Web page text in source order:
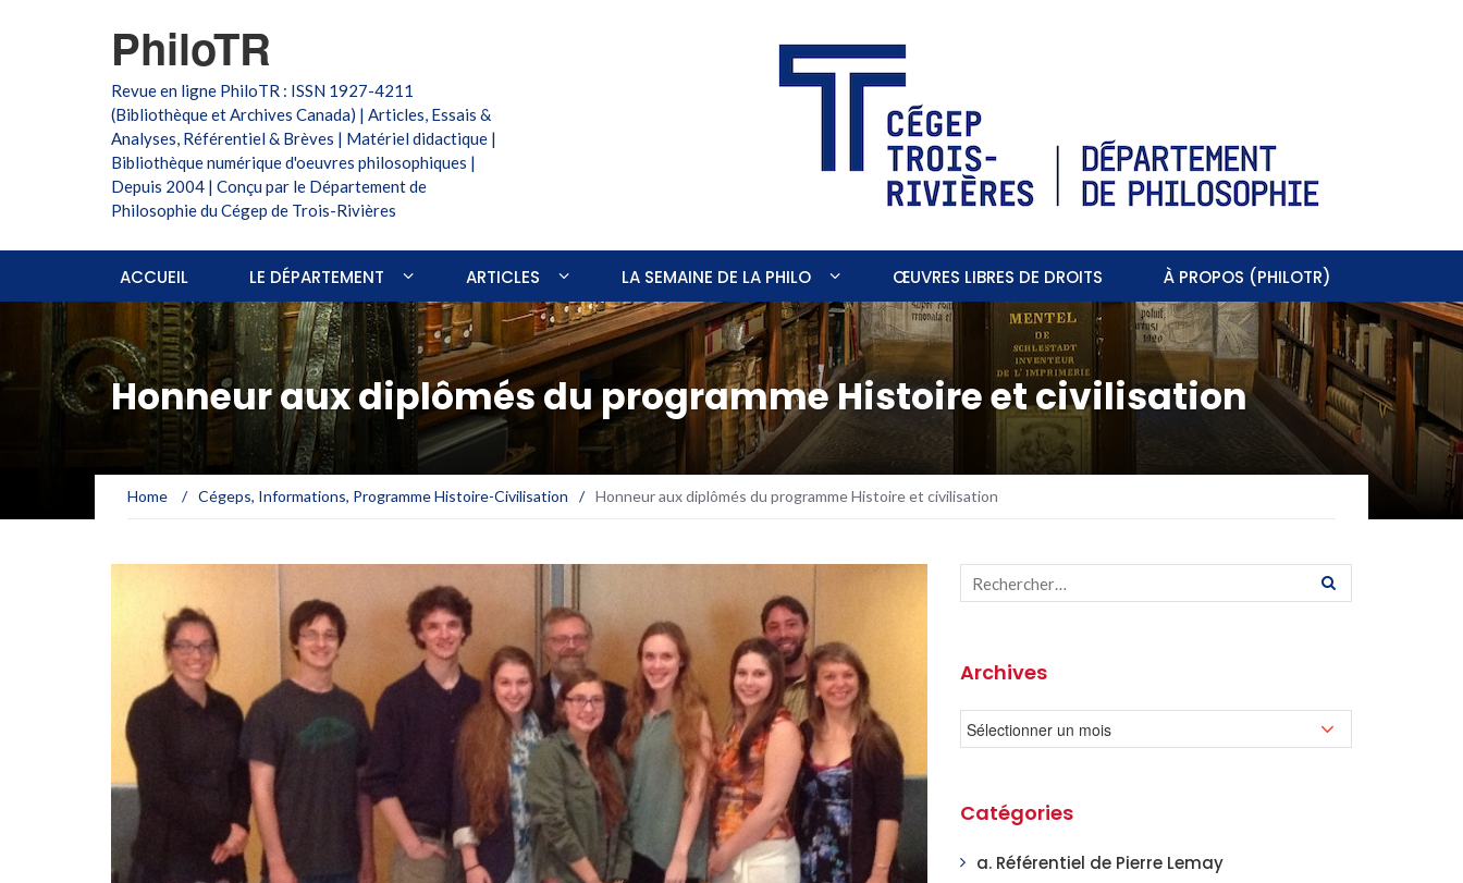
PhiloTR
Revue en ligne PhiloTR : ISSN 1927-4211
(Bibliothèque et Archives Canada) | Articles, Essais &
Analyses, Référentiel & Brèves | Matériel didactique |
Bibliothèque numérique d'oeuvres philosophiques |
Depuis 2004 | Conçu par le Département de
Philosophie du Cégep de Trois-Rivières
ACCUEIL LE DÉPARTEMENT ARTICLES LA SEMAINE DE LA PHILO ŒUVRES LIBRES DE DROITS À PROPOS (PHILOTR)
Honneur aux diplômés du programme Histoire et civilisation
Home / Cégeps, Informations, Programme Histoire-Civilisation / Honneur aux diplômés du programme Histoire et civilisation
Archives
Catégories
a. Référentiel de Pierre Lemay